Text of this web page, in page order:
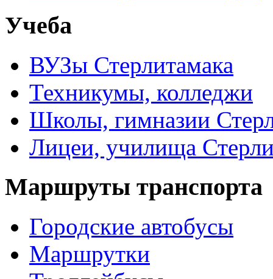
Учеба
ВУЗы Стерлитамака
Техникумы, колледжи
Школы, гимназии
Лицеи, училища
Маршруты транспорта
Городские автобусы
Маршрутки